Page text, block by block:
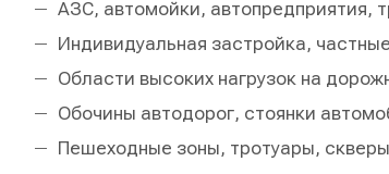
АЗС, автомойки, автопредприятия,
Индивидуальная застройка,
Области высоких нагрузок на
Обочины автодорог, стоянки
Пешеходные зоны, тротуары,